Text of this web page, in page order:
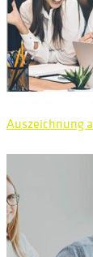
Auszeichnung